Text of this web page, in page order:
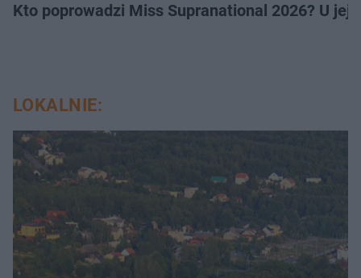
Kto poprowadzi Miss Supranational 2026? U jej
LOKALNIE: